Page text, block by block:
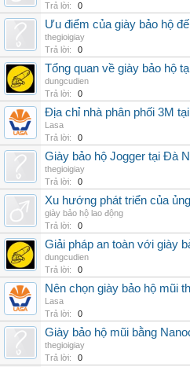
Trả lời:
0
Ưu điểm của giày bảo hộ
thegioigiay
Trả lời:
0
Tổng quan về giày bảo hộ
dungcudien
Trả lời:
0
Địa chỉ nhà phân phối 3M
Lasa
Trả lời:
0
Giày bảo hộ Jogger tại Đà
thegioigiay
Trả lời:
0
Xu hướng phát triển của
giày bảo hộ lao động
Trả lời:
0
Giải pháp an toàn với giày
dungcudien
Trả lời:
0
Nên chọn giày bảo hộ mũi
Lasa
Trả lời:
0
Giày bảo hộ mũi bằng
thegioigiay
Trả lời:
0